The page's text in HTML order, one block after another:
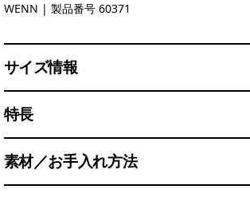
We All Need: New Navy
WENN | 製品番号 60371
サイズ情報
特長
素材／お手入れ方法